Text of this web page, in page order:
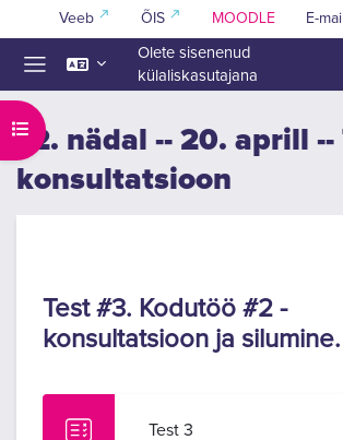
Jäta vahele peasisuni
Veeb ÕIS MOODLE E-mail
Olete sisenenud
külaliskasutajana
Ava kursuse sisukord
12. nädal -- 20. aprill --
konsultatsioon
Test #3. Kodutöö #2 -
konsultatsioon ja silumine.
Test 3